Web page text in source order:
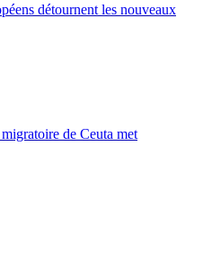
détournent les nouveaux
de Ceuta met